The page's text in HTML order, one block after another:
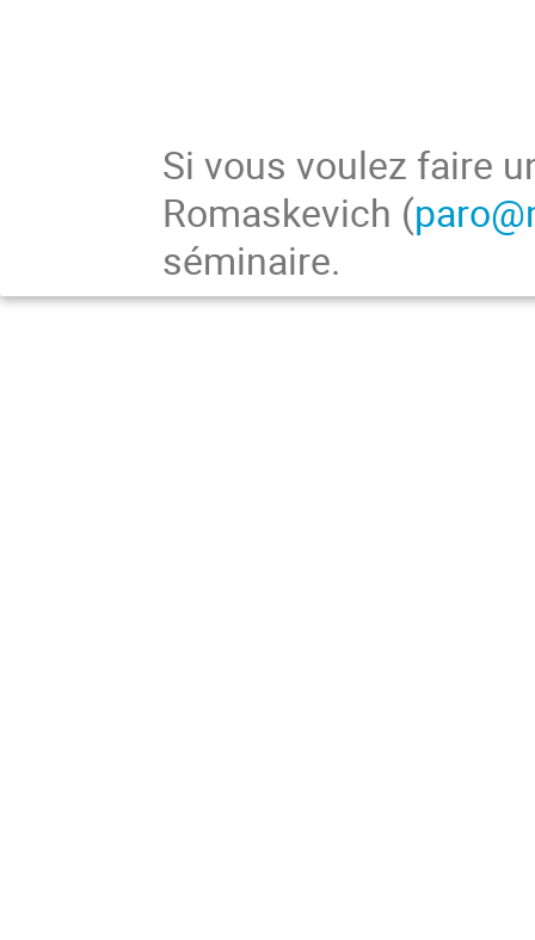
Si vous voulez faire
Romaskevich (
séminaire.